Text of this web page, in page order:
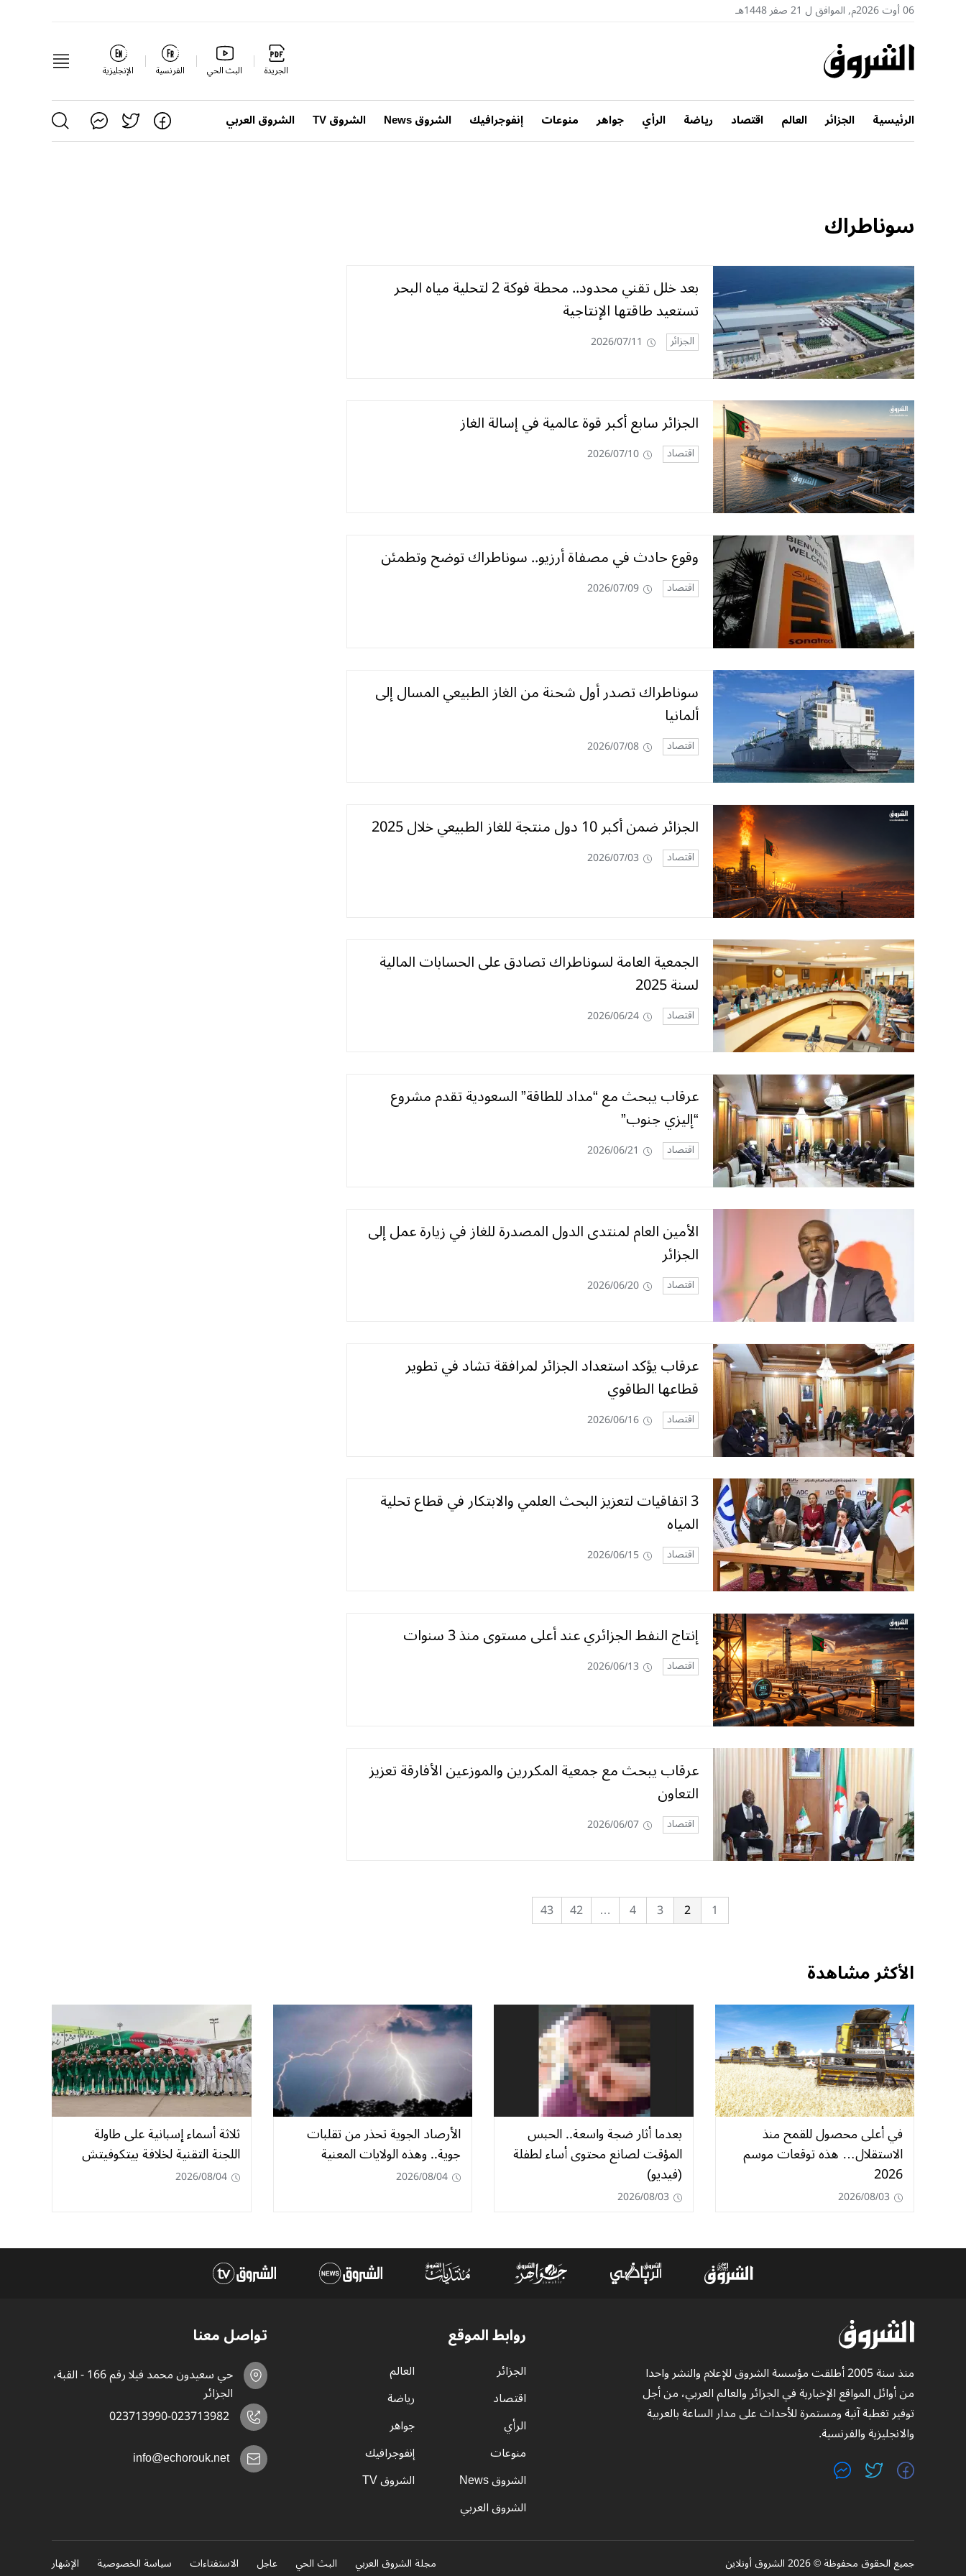
06 أوت 2026م, الموافق ل 21 صفر 1448هـ
الجريدة البث الحي الفرنسية الإنجليزية
الرئيسية الجزائر العالم اقتصاد رياضة الرأي جواهر منوعات إنفوجرافيك الشروق News الشروق TV الشروق العربي
سوناطراك
بعد خلل تقني محدود.. محطة فوكة 2 لتحلية مياه البحر
تستعيد طاقتها الإنتاجية
الجزائر 2026/07/11
الجزائر سابع أكبر قوة عالمية في إسالة الغاز
اقتصاد 2026/07/10
وقوع حادث في مصفاة أرزيو.. سوناطراك توضح وتطمئن
اقتصاد 2026/07/09
سوناطراك تصدر أول شحنة من الغاز الطبيعي المسال إلى
ألمانيا
اقتصاد 2026/07/08
الجزائر ضمن أكبر 10 دول منتجة للغاز الطبيعي خلال 2025
اقتصاد 2026/07/03
الجمعية العامة لسوناطراك تصادق على الحسابات المالية
لسنة 2025
اقتصاد 2026/06/24
عرقاب يبحث مع “مداد للطاقة” السعودية تقدم مشروع
“إليزي جنوب”
اقتصاد 2026/06/21
الأمين العام لمنتدى الدول المصدرة للغاز في زيارة عمل إلى
الجزائر
اقتصاد 2026/06/20
عرقاب يؤكد استعداد الجزائر لمرافقة تشاد في تطوير
قطاعها الطاقوي
اقتصاد 2026/06/16
3 اتفاقيات لتعزيز البحث العلمي والابتكار في قطاع تحلية
المياه
اقتصاد 2026/06/15
إنتاج النفط الجزائري عند أعلى مستوى منذ 3 سنوات
اقتصاد 2026/06/13
عرقاب يبحث مع جمعية المكررين والموزعين الأفارقة تعزيز
التعاون
اقتصاد 2026/06/07
1
2
3
4
…
42
43
الأكثر مشاهدة
في أعلى محصول للقمح منذ
الاستقلال… هذه توقعات موسم
2026
2026/08/03
بعدما أثار ضجة واسعة.. الحبس
المؤقت لصانع محتوى أساء لطفلة
(فيديو)
2026/08/03
الأرصاد الجوية تحذر من تقلبات
جوية.. وهذه الولايات المعنية
2026/08/04
ثلاثة أسماء إسبانية على طاولة
اللجنة التقنية لخلافة بيتكوفيتش
2026/08/04
منذ سنة 2005 أطلقت مؤسسة الشروق للإعلام والنشر واحدا
من أوائل المواقع الإخبارية في الجزائر والعالم العربي، من أجل
توفير تغطية آنية ومستمرة للأحداث على مدار الساعة بالعربية
والانجليزية والفرنسية.
روابط الموقع
الجزائر
العالم
اقتصاد
رياضة
الرأي
جواهر
منوعات
إنفوجرافيك
الشروق News
الشروق TV
الشروق العربي
تواصل معنا
حي سعيدون محمد فيلا رقم 166 - القبة،
الجزائر
023713990-023713982
info@echorouk.net
جميع الحقوق محفوظة © 2026 الشروق أونلاين مجلة الشروق العربي البث الحي عاجل الاستفتاءات سياسة الخصوصية الإشهار